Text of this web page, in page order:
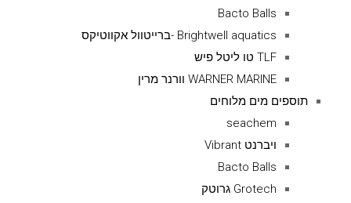
Bacto Balls
Brightwell aquatics -ברייטוול אקווטיקס
TLF טו ליטל פיש
WARNER MARINE וורנר מרין
תוספים מים מלוחים
seachem
ויברנט Vibrant
Bacto Balls
Grotech גרוטק